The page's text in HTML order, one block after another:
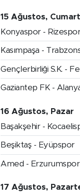
15 Ağustos,
Konyaspor -
Kasımpaşa -
Gençlerbirliği S.K. -
Gaziantep FK -
16 Ağustos, Pazar
Başakşehir -
Beşiktaş - Eyüpspor
Amed -
17 Ağustos,